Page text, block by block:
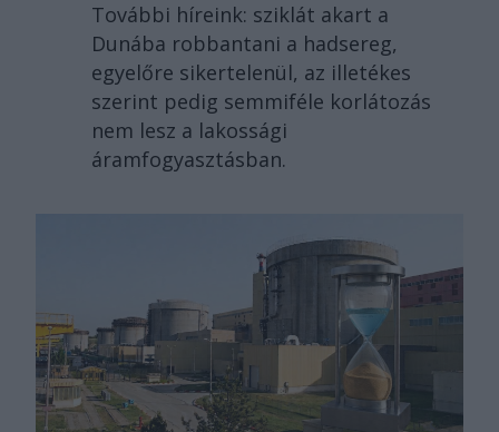
További híreink: sziklát akart a
Dunába robbantani a hadsereg,
egyelőre sikertelenül, az illetékes
szerint pedig semmiféle korlátozás
nem lesz a lakossági
áramfogyasztásban.